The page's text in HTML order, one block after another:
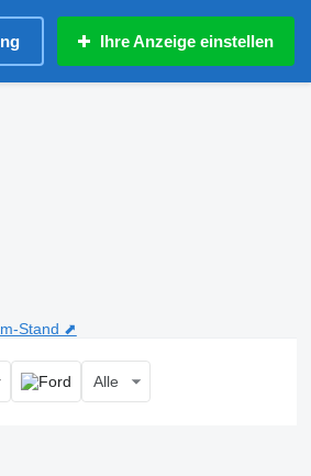
Ihre Anzeige einstellen
Stand ⬈
Alle